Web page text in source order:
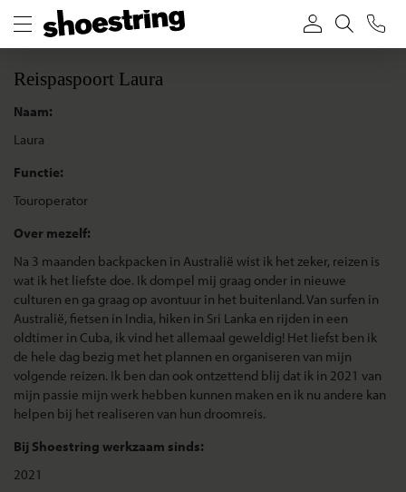
Reispaspoort Laura
Naam:
Laura
Functie:
Touroperator
Over mezelf:
Na 3 maanden backpacken in Australië wist ik het zeker, reizen is
wat ik het liefste doe. Ik dompel mij graag onder in nieuwe
culturen en ga graag op avontuur in het buitenland. Van surfen in
Australië, fietsen in India, hiken in Sri Lanka en rijden in een
oldtimer in Cuba, ik vind het allemaal geweldig! Het liefst ben ik
de hele dag bezig met het plannen en organiseren van mijn
volgende reizen. Ik ben dan ook ontzettend blij dat ik in 2021 van
mijn passie mijn werk hebben kunnen maken en ik nu andere kan
helpen bij het realiseren van hun droomreis.
Bij Shoestring werkzaam sinds:
2021